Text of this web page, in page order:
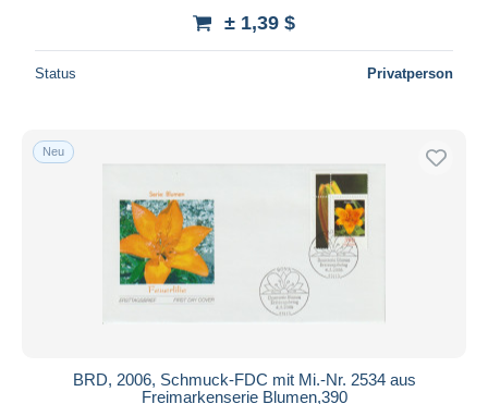
± 1,39 $
Status Privatperson
Neu
BRD, 2006, Schmuck-FDC mit Mi.-Nr. 2534 aus
Freimarkenserie Blumen,390